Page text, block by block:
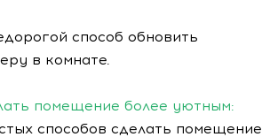
способ обновить
в комнате.
помещение более уютным:
способов сделать помещение